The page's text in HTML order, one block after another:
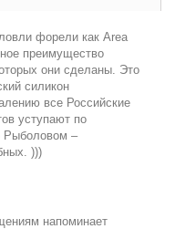
форели как Area
преимущество
они сделаны. Это
силикон
все Российские
уступают по
Рыболовом –
)))
напоминает